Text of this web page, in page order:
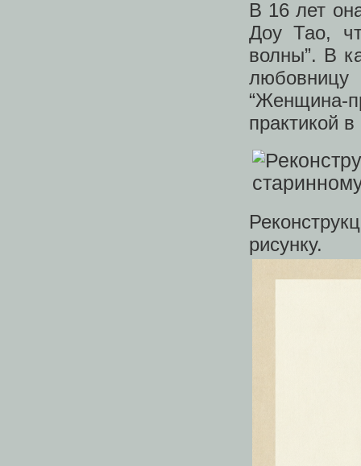
В 16 лет
Доу Тао,
волны”. В
любовницу
практикой
рисунку.